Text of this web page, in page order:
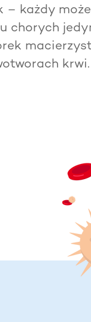
– każdy
chorych
krwi.